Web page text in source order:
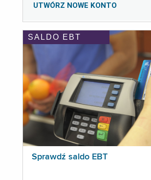
UTWÓRZ NOWE KONTO
SALDO EBT
Sprawdź saldo EBT